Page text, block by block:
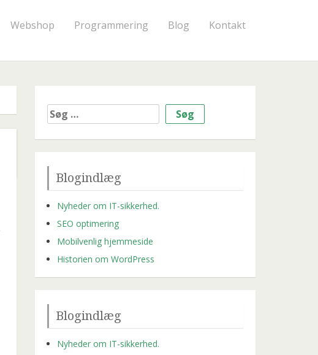
Webshop Programmering Blog Kontakt
Søg
efter:
Blogindlæg
Nyheder om IT-sikkerhed.
SEO optimering
Mobilvenlig hjemmeside
Historien om WordPress
Blogindlæg
Nyheder om IT-sikkerhed.